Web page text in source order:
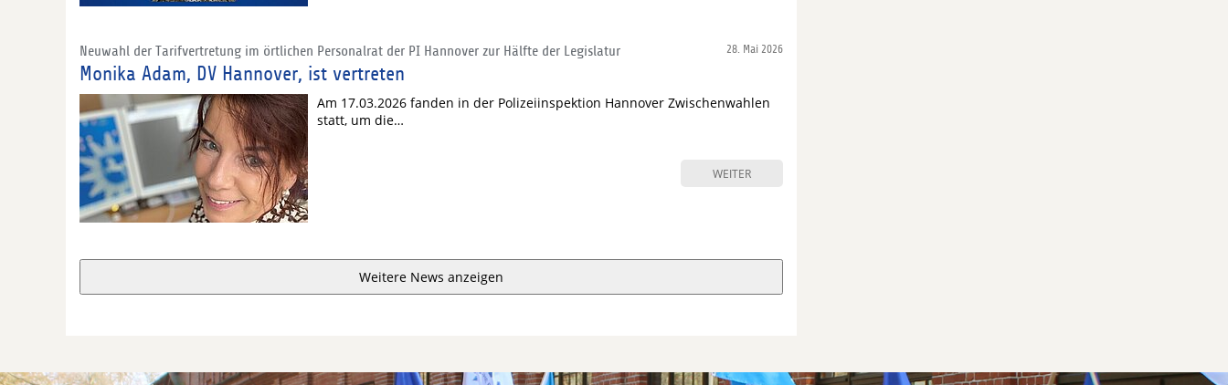
28. Mai 2026
Neuwahl der Tarifvertretung im örtlichen Personalrat der PI Hannover zur Hälfte der Legislatur
Monika Adam, DV Hannover, ist vertreten
Am 17.03.2026 fanden in der Polizeiinspektion Hannover Zwischenwahlen
statt, um die…
WEITER
Weitere News anzeigen